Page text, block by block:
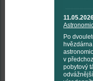
Po
v
pobytový